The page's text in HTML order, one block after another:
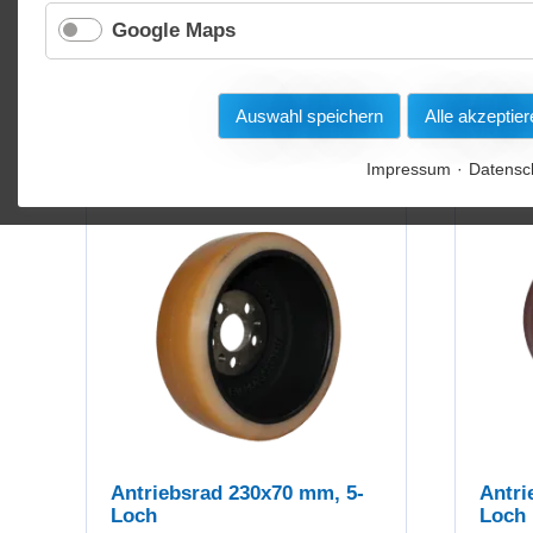
Google Maps
Auswahl speichern Alle
Impressum
Antriebsrad 230x70 mm, 5-
Loch
Loch